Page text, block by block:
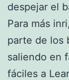
despejar el
Para más
parte de los
saliendo en
fáciles a